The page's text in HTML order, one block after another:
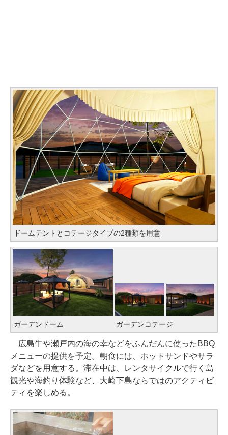
ドームテントとコテージタイプの2種類を用意
ガーデンドーム ガーデンコテージ
広島牛や瀬戸内の海の幸などをふんだんに使ったBBQ
メニューの提供を予定。朝食には、ホットサンドやサラ
ダなどを用意する。滞在中は、レンタサイクルで行く島
観光や海釣り体験など、大崎下島ならではのアクティビ
ティを楽しめる。